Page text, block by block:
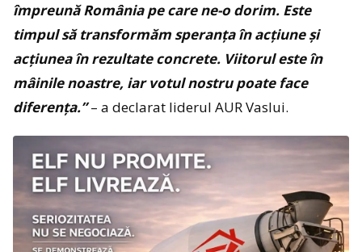
împreună România pe care ne-o dorim. Este
timpul să transformăm speranța în acțiune și
acțiunea în rezultate concrete. Viitorul este în
mâinile noastre, iar votul nostru poate face
diferența.” – a declarat liderul AUR Vaslui.